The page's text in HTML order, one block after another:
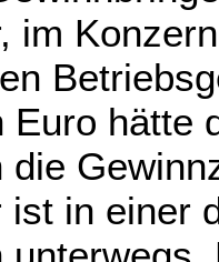
im
Euro hätte
die
ist in einer